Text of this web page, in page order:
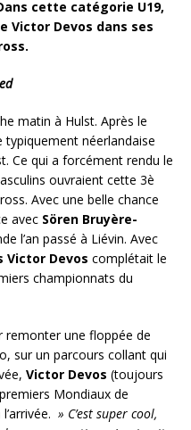
cette catégorie U19,
Victor Devos dans ses
matin à Hulst. Après le
typiquement néerlandaise
Ce qui a forcément rendu le
ouvraient cette 3è
Avec une belle chance
avec Sören Bruyère-
l’an passé à Liévin. Avec
Victor Devos complétait le
championnats du
remonter une floppée de
sur un parcours collant qui
Victor Devos (toujours
Mondiaux de
» C’est super cool,